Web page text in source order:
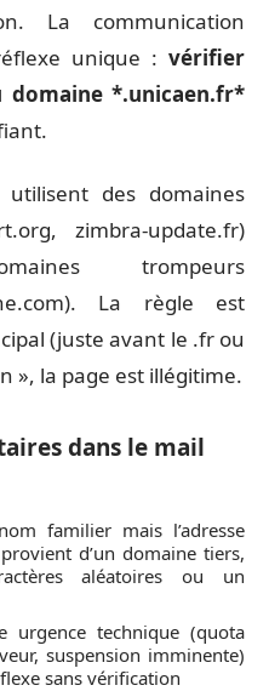
La communication
unique : vérifier
domaine *.unicaen.fr*
des domaines
zimbra-update.fr)
trompeurs
La règle est
(juste avant le .fr ou
», la page est illégitime.
dans le mail
familier mais l’adresse
d’un domaine tiers,
aléatoires ou un
urgence technique (quota
suspension imminente)
sans vérification